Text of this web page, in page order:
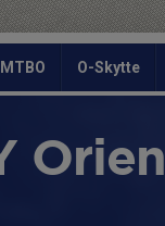
MTBO O-Skytte